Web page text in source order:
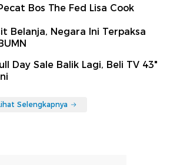
Bos The Fed Lisa Cook
Belanja, Negara Ini Terpaksa
Day Sale Balik Lagi, Beli TV 43"
Selengkapnya